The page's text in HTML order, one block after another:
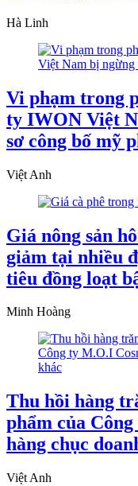
Hà Linh
Vi phạm trong
ty IWON Việt
sơ công bố mỹ
Việt Anh
Giá nông sản
giảm tại nhiều
tiêu đồng loạt
Minh Hoàng
Thu hồi hàng
phẩm của
hàng chục
Việt Anh